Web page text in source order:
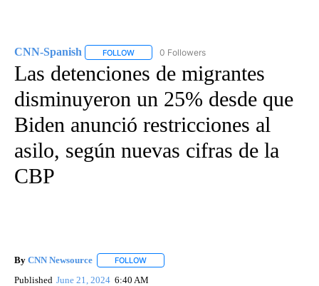
CNN-Spanish FOLLOW FOLLOW "CNN-SPANISH" TO RECEIVE
0 Followers
Las detenciones de migrantes
disminuyeron un 25% desde que
Biden anunció restricciones al
asilo, según nuevas cifras de la
CBP
By CNN Newsource FOLLOW
Published June 21, 2024 6:40 AM